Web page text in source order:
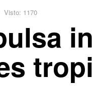
Visto: 1170